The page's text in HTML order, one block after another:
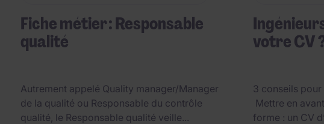
Fiche métier : Responsable
qualité
Autrement appelé Quality manager/Manager
de la qualité ou Responsable du contrôle
qualité, le Responsable qualité veille...
votre CV
3 conseils
Mettre en
forme : un CV